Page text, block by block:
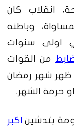
انقلاب كان
وباطنه
اولى سنوات
من القوات
ظهر شهر رمضان
حرمة الشهر.
بتدشيناكبر